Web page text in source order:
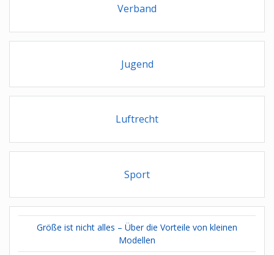
Verband
Jugend
Luftrecht
Sport
Größe ist nicht alles – Über die Vorteile von kleinen
Modellen